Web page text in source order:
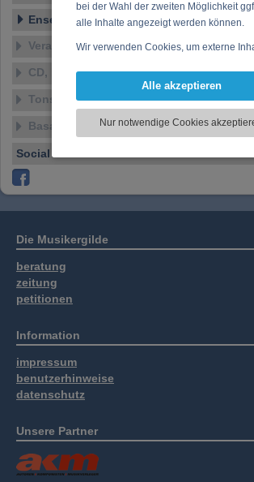
bei der Wahl der zweiten Möglichkeit
alle Inhalte angezeigt werden können.
Wir verwenden Cookies, um externe
Funktionen für soziale Medien anbieten
zu analysieren. Dabei werden ggf.
Informationen zu Ihrer Verwendung
soziale Medien, Werbung und Analysen
Informationen möglicherweise mit
Daten zusammen, die Sie bereitgestellt
Dienste gesammelt haben.
Alle akzeptieren
Nur notwendige Cookies
Ensembles
Veranstaltungen
CD, DVD, Vinyl
Tonstudio
Basar
Social Media Plattformen
Die Musikergilde
beratung
zeitung
petitionen
Information
impressum
benutzerhinweise
datenschutz
Unsere Partner